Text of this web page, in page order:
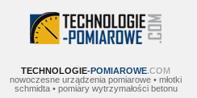
TECHNOLOGIE-POMIAROWE.COM
nowoczesne urządzenia pomiarowe • młotki
schmidta • pomiary wytrzymałości betonu